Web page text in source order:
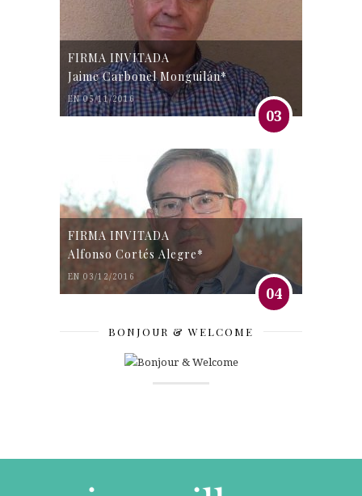
FIRMA INVITADA
Jaime Carbonel Monguilán*
EN 05/11/2016
03
FIRMA INVITADA
Alfonso Cortés Alegre*
EN 03/12/2016
04
BONJOUR & WELCOME